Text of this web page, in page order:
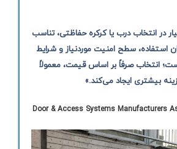
در انتخاب درب یا کرکره حفاظتی، تناسب
استفاده، سطح امنیت موردنیاز و شرایط
انتخاب صرفاً بر اساس قیمت، معمولاً
بیشتری ایجاد می‌کند.»
Door & Access Systems Manufacturers